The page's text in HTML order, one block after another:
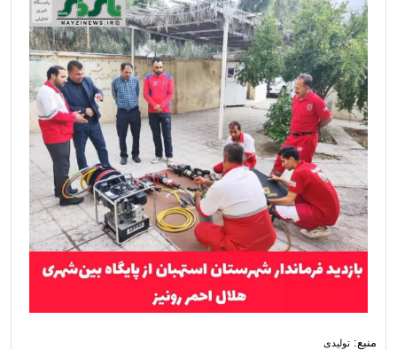
منبع: تولیدی